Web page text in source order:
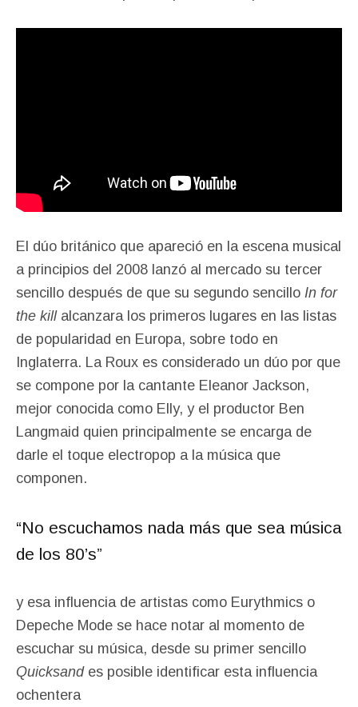
El dúo británico que apareció en la escena musical
a principios del 2008 lanzó al mercado su tercer
sencillo después de que su segundo sencillo In for
the kill alcanzara los primeros lugares en las listas
de popularidad en Europa, sobre todo en
Inglaterra. La Roux es considerado un dúo por que
se compone por la cantante Eleanor Jackson,
mejor conocida como Elly, y el productor Ben
Langmaid quien principalmente se encarga de
darle el toque electropop a la música que
componen.
“No escuchamos nada más que sea música
de los 80’s”
y esa influencia de artistas como Eurythmics o
Depeche Mode se hace notar al momento de
escuchar su música, desde su primer sencillo
Quicksand es posible identificar esta influencia
ochentera